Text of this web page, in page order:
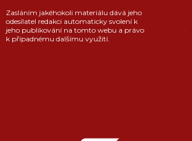
Zasláním jakéhokoli materiálu dává jeho
odesílatel redakci automaticky svolení k
jeho publikování na tomto webu a právo
k případnému dalšímu využití.